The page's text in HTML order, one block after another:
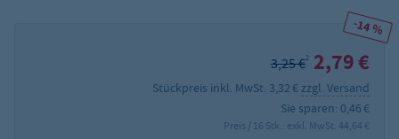
-14 %
3,25 €2 2,79 €
Stückpreis inkl. MwSt. 3,32 € zzgl. Versand
Sie sparen: 0,46 €
Preis / 16 Stk.: exkl. MwSt. 44,64 €